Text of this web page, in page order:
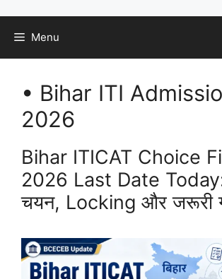
Menu
• Bihar ITI
2026
Bihar ITICAT Choice
2026 Last Date
चयन, Locking और जरूरी